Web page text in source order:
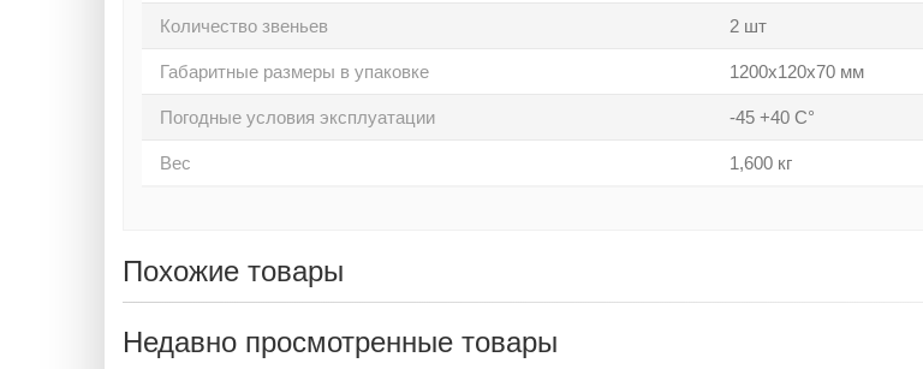
Количество звеньев 2 шт
Габаритные размеры в упаковке 1200х120х70 мм
Погодные условия эксплуатации -45 +40 С°
Вес 1,600 кг
Похожие товары
Недавно просмотренные товары